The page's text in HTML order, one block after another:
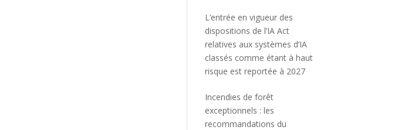
L’entrée en vigueur des
dispositions de l’IA Act
relatives aux systèmes d’IA
classés comme étant à haut
risque est reportée à 2027
Incendies de forêt
exceptionnels : les
recommandations du